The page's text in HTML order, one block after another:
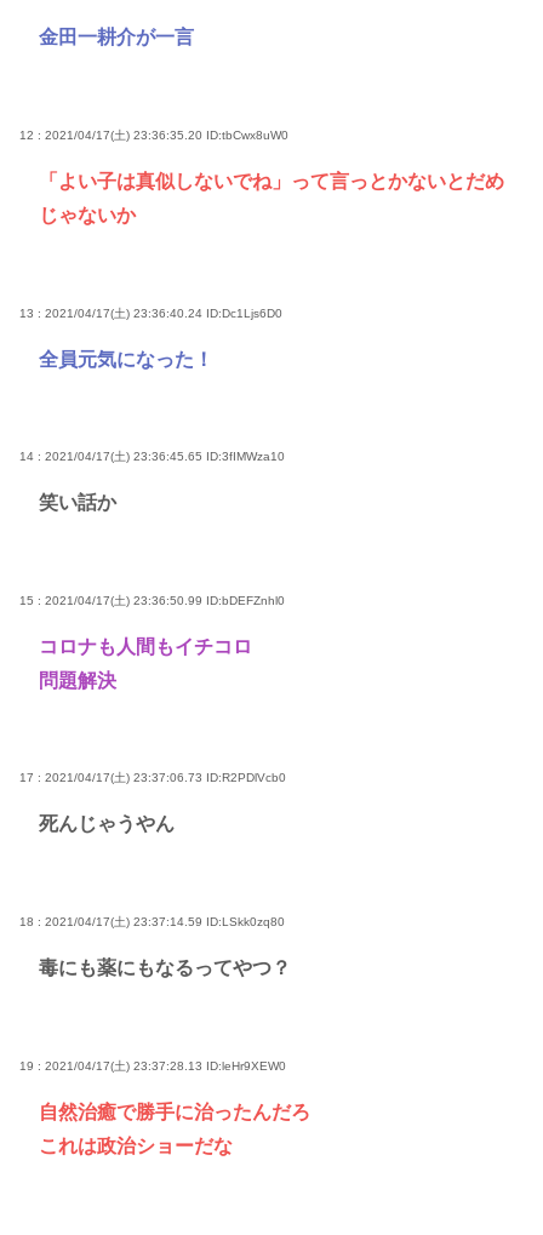
金田一耕介が一言
12 : 2021/04/17(土) 23:36:35.20 ID:tbCwx8uW0
「よい子は真似しないでね」って言っとかないとだめ
じゃないか
13 : 2021/04/17(土) 23:36:40.24 ID:Dc1Ljs6D0
全員元気になった！
14 : 2021/04/17(土) 23:36:45.65 ID:3fIMWza10
笑い話か
15 : 2021/04/17(土) 23:36:50.99 ID:bDEFZnhl0
コロナも人間もイチコロ
問題解決
17 : 2021/04/17(土) 23:37:06.73 ID:R2PDlVcb0
死んじゃうやん
18 : 2021/04/17(土) 23:37:14.59 ID:LSkk0zq80
毒にも薬にもなるってやつ？
19 : 2021/04/17(土) 23:37:28.13 ID:leHr9XEW0
自然治癒で勝手に治ったんだろ
これは政治ショーだな